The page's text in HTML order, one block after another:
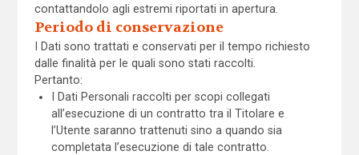
contattandolo agli estremi riportati in apertura.
Periodo di conservazione
I Dati sono trattati e conservati per il tempo richiesto
dalle finalità per le quali sono stati raccolti.
Pertanto:
I Dati Personali raccolti per scopi collegati
all’esecuzione di un contratto tra il Titolare e
l’Utente saranno trattenuti sino a quando sia
completata l’esecuzione di tale contratto.